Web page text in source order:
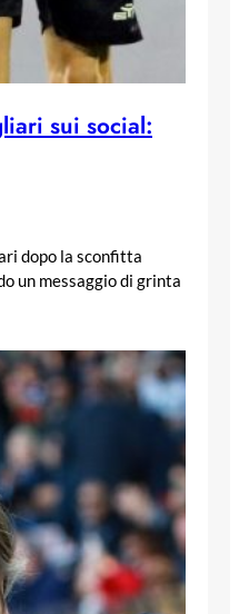
sui social:
dopo la sconfitta
un messaggio di grinta